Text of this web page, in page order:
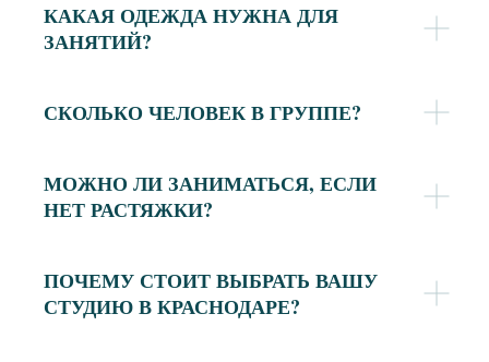
КАКАЯ ОДЕЖДА НУЖНА ДЛЯ
ЗАНЯТИЙ?
СКОЛЬКО ЧЕЛОВЕК В ГРУППЕ?
МОЖНО ЛИ ЗАНИМАТЬСЯ, ЕСЛИ
НЕТ РАСТЯЖКИ?
ПОЧЕМУ СТОИТ ВЫБРАТЬ ВАШУ
СТУДИЮ В КРАСНОДАРЕ?